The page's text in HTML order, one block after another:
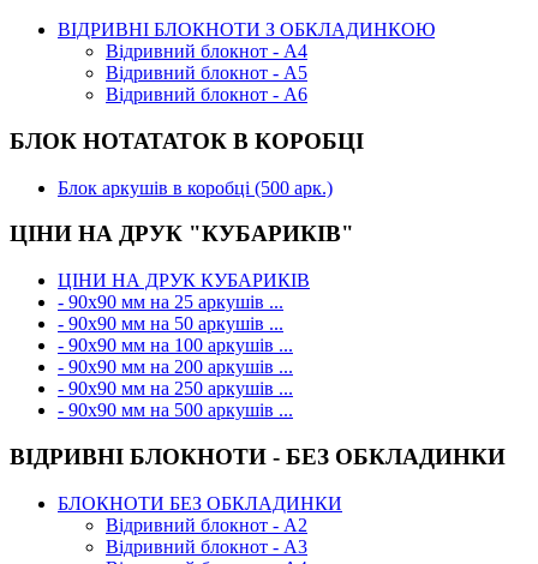
ВІДРИВНІ БЛОКНОТИ З ОБКЛАДИНКОЮ
Відривний блокнот - А4
Відривний блокнот - А5
Відривний блокнот - А6
БЛОК НОТАТАТОК В КОРОБЦІ
Блок аркушів в коробці (500 арк.)
ЦІНИ НА ДРУК "КУБАРИКІВ"
ЦІНИ НА ДРУК КУБАРИКІВ
- 90х90 мм на 25 аркушів ...
- 90х90 мм на 50 аркушів ...
- 90х90 мм на 100 аркушів ...
- 90х90 мм на 200 аркушів ...
- 90х90 мм на 250 аркушів ...
- 90х90 мм на 500 аркушів ...
ВІДРИВНІ БЛОКНОТИ - БЕЗ ОБКЛАДИНКИ
БЛОКНОТИ БЕЗ ОБКЛАДИНКИ
Відривний блокнот - А2
Відривний блокнот - А3